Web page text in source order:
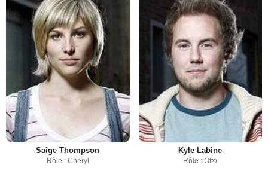
Saige Thompson
Rôle : Cheryl
Kyle Labine
Rôle : Otto